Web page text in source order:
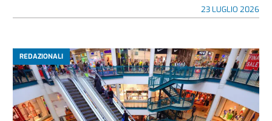
23 LUGLIO 2026
REDAZIONALI